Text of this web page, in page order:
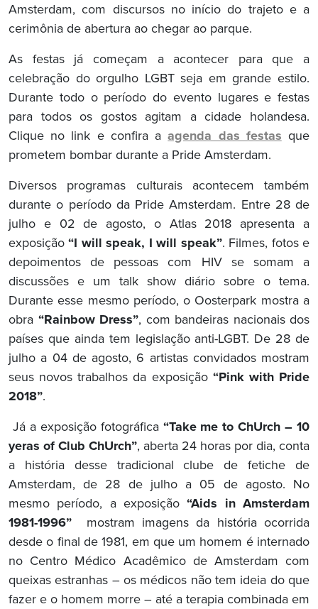
Amsterdam, com discursos no início do trajeto e a
cerimônia de abertura ao chegar ao parque.
As festas já começam a acontecer para que a
celebração do orgulho LGBT seja em grande estilo.
Durante todo o período do evento lugares e festas
para todos os gostos agitam a cidade holandesa.
Clique no link e confira aagenda das festas que
prometem bombar durante a Pride Amsterdam.
Diversos programas culturais acontecem também
durante o período da Pride Amsterdam. Entre 28 de
julho e 02 de agosto, o Atlas 2018 apresenta a
exposição“I will speak, I will speak”. Filmes, fotos e
depoimentos de pessoas com HIV se somam a
discussões e um talk show diário sobre o tema.
Durante esse mesmo período, o Oosterpark mostra a
obra “Rainbow Dress”, com bandeiras nacionais dos
países que ainda tem legislação anti-LGBT. De 28 de
julho a 04 de agosto, 6 artistas convidados mostram
seus novos trabalhos da exposição “Pink with Pride
2018”.
Já a exposição fotográfica “Take me to ChUrch – 10
yeras of Club ChUrch”, aberta 24 horas por dia, conta
a história desse tradicional clube de fetiche de
Amsterdam, de 28 de julho a 05 de agosto. No
mesmo período, a exposição“Aids in Amsterdam
1981-1996”
mostram imagens da história ocorrida
desde o final de 1981, em que um homem é internado
no Centro Médico Acadêmico de Amsterdam com
queixas estranhas – os médicos não tem ideia do que
fazer e o homem morre – até a terapia combinada em